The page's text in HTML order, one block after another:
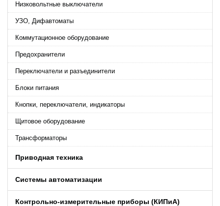
Низковольтные выключатели
УЗО, Дифавтоматы
Коммутационное оборудование
Предохранители
Переключатели и разъединители
Блоки питания
Кнопки, переключатели, индикаторы
Щитовое оборудование
Трансформаторы
Приводная техника
Системы автоматизации
Контрольно-измерительные приборы (КИПиA)